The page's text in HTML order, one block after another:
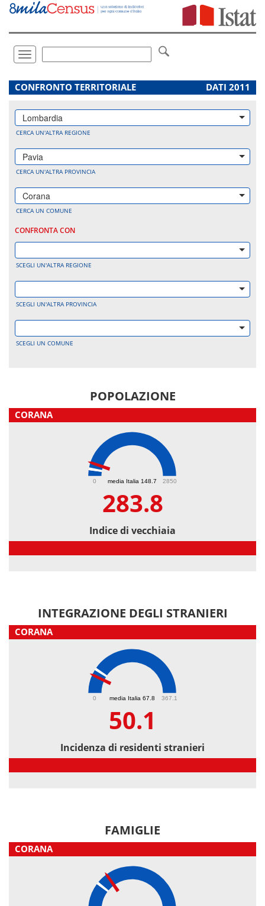
Vai
direttamente
Toggle
navigation
.
CONFRONTO TERRITORIALE DATI 2011
Lombardia
CERCA UN'ALTRA REGIONE
Pavia
CERCA UN'ALTRA PROVINCIA
Corana
CERCA UN COMUNE
CONFRONTA CON
SCEGLI UN'ALTRA REGIONE
SCEGLI UN'ALTRA PROVINCIA
SCEGLI UN COMUNE
POPOLAZIONE
CORANA
media Italia 148.7
0 2850
283.8
Indice di vecchiaia
INTEGRAZIONE DEGLI STRANIERI
CORANA
media Italia 67.8
0 367.1
50.1
Incidenza di residenti stranieri
FAMIGLIE
CORANA